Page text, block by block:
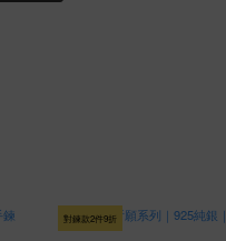
對鍊款2件9折